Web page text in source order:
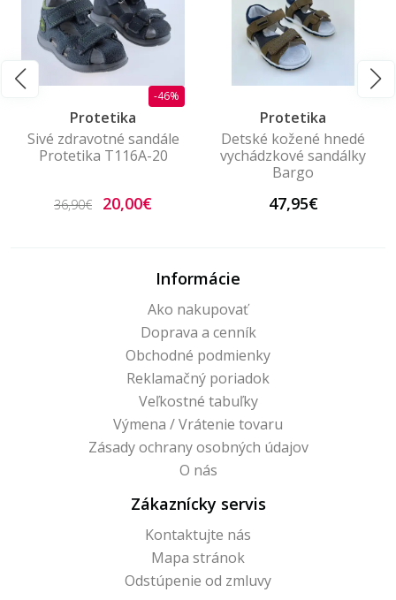
-46%
Protetika
Sivé zdravotné sandále
Protetika T116A-20
36,90€ 20,00€
Protetika
Detské kožené hnedé
vychádzkové sandálky
Bargo
47,95€
Informácie
Ako nakupovať
Doprava a cenník
Obchodné podmienky
Reklamačný poriadok
Veľkostné tabuľky
Výmena / Vrátenie tovaru
Zásady ochrany osobných údajov
O nás
Zákaznícky servis
Kontaktujte nás
Mapa stránok
Odstúpenie od zmluvy